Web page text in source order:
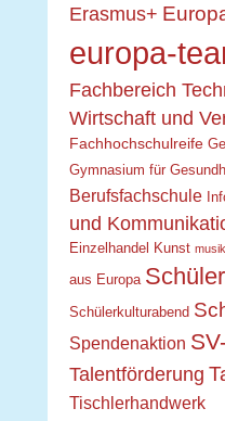
Erasmus+
europa-
Fachbereich
Wirtschaft und
Fachhochschulreife
Gymnasium für
Berufsfachschule
und
Einzelhandel
Kunst musik
aus Europa
Schülerkulturabend
Spendenaktion
Talentförderung
Tischlerhandwerk